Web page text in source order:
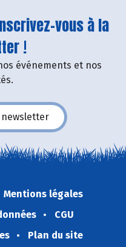
vous à la
!
événements et nos
Mentions légales
CGU
Plan du site